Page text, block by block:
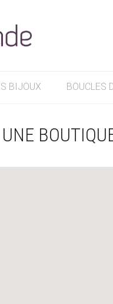
BIJOUX BOUCLES